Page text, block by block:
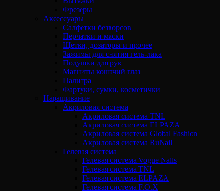
Фрезеры
Аксессуары
Салфетки безворсов
Перчатки и маски
Щетки, дозаторы и прочее
Зажимы для снятия гель-лака
Подушки для рук
Магниты кошачий глаз
Палитра
Фартуки, сумки, косметички
Наращивание
Акриловая система
Акриловая система TNL
Акриловая система ELPAZA
Акриловая система Global Fashion
Акриловая система RuNail
Гелевая система
Гелевая система Vogue Nails
Гелевая система TNL
Гелевая система ELPAZA
Гелевая система F.O.X